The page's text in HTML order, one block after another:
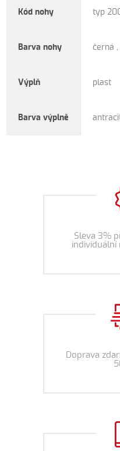
Kód nohy typ
Barva nohy černá ,
Výplň plast
Barva výplně
Sleva 3%
individuální
Doprava